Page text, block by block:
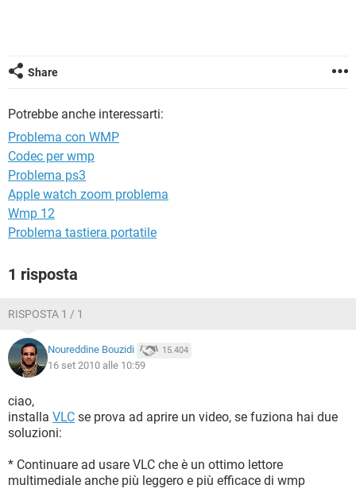
Share
Potrebbe anche interessarti:
Problema con WMP
Codec per wmp
Problema ps3
Apple watch zoom problema
Wmp 12
Problema tastiera portatile
1 risposta
RISPOSTA 1 / 1
Noureddine Bouzidi 15.404
16 set 2010 alle 10:59
ciao,
installa VLC se prova ad aprire un video, se fuziona hai due
soluzioni:
* Continuare ad usare VLC che è un ottimo lettore
multimediale anche più leggero e più efficace di wmp